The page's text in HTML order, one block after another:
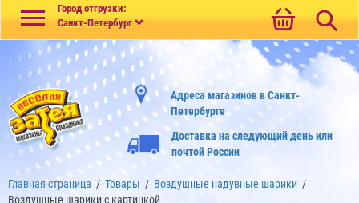
Город отгрузки:
Санкт-Петербург
Адреса магазинов в Санкт-
Петербурге
Доставка на следующий день или
почтой России
Главная страница / Товары / Воздушные надувные шарики /
Воздушные шарики с картинкой